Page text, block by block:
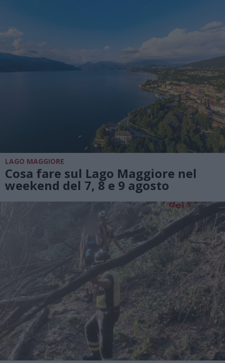
LAGO MAGGIORE
Cosa fare sul Lago Maggiore nel
weekend del 7, 8 e 9 agosto